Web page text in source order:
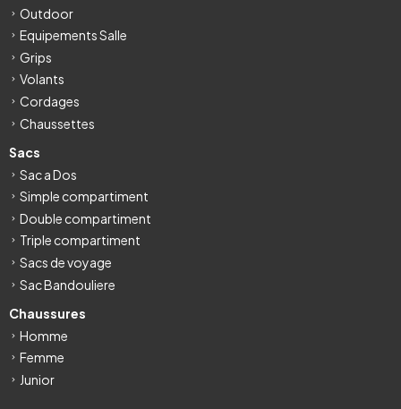
Outdoor
Equipements Salle
Grips
Volants
Cordages
Chaussettes
Sacs
Sac a Dos
Simple compartiment
Double compartiment
Triple compartiment
Sacs de voyage
Sac Bandouliere
Chaussures
Homme
Femme
Junior